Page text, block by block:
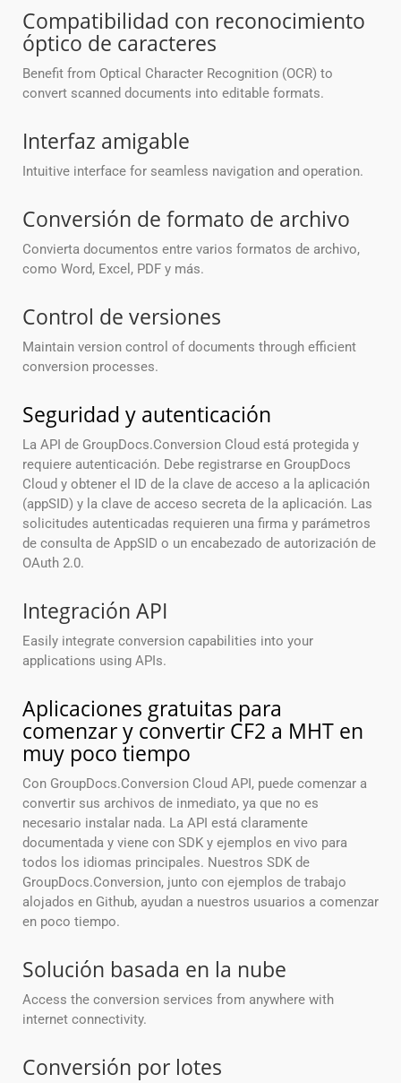
Compatibilidad con reconocimiento
óptico de caracteres
Benefit from Optical Character Recognition (OCR) to
convert scanned documents into editable formats.
Interfaz amigable
Intuitive interface for seamless navigation and operation.
Conversión de formato de archivo
Convierta documentos entre varios formatos de archivo,
como Word, Excel, PDF y más.
Control de versiones
Maintain version control of documents through efficient
conversion processes.
Seguridad y autenticación
La API de GroupDocs.Conversion Cloud está protegida y
requiere autenticación. Debe registrarse en GroupDocs
Cloud y obtener el ID de la clave de acceso a la aplicación
(appSID) y la clave de acceso secreta de la aplicación. Las
solicitudes autenticadas requieren una firma y parámetros
de consulta de AppSID o un encabezado de autorización de
OAuth 2.0.
Integración API
Easily integrate conversion capabilities into your
applications using APIs.
Aplicaciones gratuitas para
comenzar y convertir CF2 a MHT en
muy poco tiempo
Con GroupDocs.Conversion Cloud API, puede comenzar a
convertir sus archivos de inmediato, ya que no es
necesario instalar nada. La API está claramente
documentada y viene con SDK y ejemplos en vivo para
todos los idiomas principales. Nuestros SDK de
GroupDocs.Conversion, junto con ejemplos de trabajo
alojados en Github, ayudan a nuestros usuarios a comenzar
en poco tiempo.
Solución basada en la nube
Access the conversion services from anywhere with
internet connectivity.
Conversión por lotes